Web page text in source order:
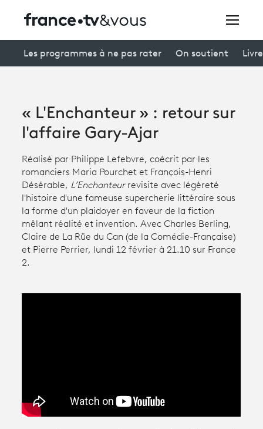
Participer et assister à une émission
À votre écoute
Productions et innovation
Programme tv
Les programmes à ne pas rater On soutient
« L'Enchanteur » : retour sur
l'affaire Gary-Ajar
Réalisé par Philippe Lefebvre, coécrit par les
romanciers Maria Pourchet et François-Henri
Désérable, L’Enchanteurrevisite avec légèreté
l'histoire d'une fameuse supercherie littéraire sous
la forme d'un plaidoyer en faveur de la fiction
mêlant réalité et invention. Avec Charles Berling,
Claire de La Rüe du Can (de la Comédie-Française)
et Pierre Perrier, lundi 12 février à 21.10 sur France
2.